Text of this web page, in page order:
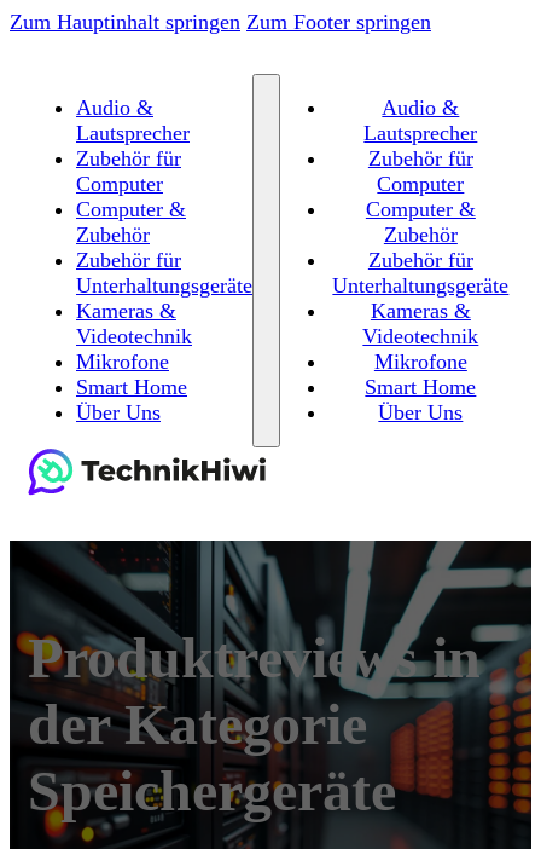
Zum Hauptinhalt springen Zum Footer springen
Audio &
Lautsprecher
Zubehör für
Computer
Computer &
Zubehör
Zubehör für
Unterhaltungsgeräte
Kameras &
Videotechnik
Mikrofone
Smart Home
Über Uns
Audio &
Lautsprecher
Zubehör für
Computer
Computer &
Zubehör
Zubehör für
Unterhaltungsgeräte
Kameras &
Videotechnik
Mikrofone
Smart Home
Über Uns
Produktreviews in
der Kategorie
Speichergeräte